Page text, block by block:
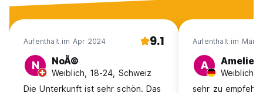
Aufenthalt im Apr 2024 9.1
N NoÃ©
Weiblich, 18-24, Schweiz
Die Unterkunft ist sehr schön. Das
Aufenthalt im Mär
A Amelie
sehr zu